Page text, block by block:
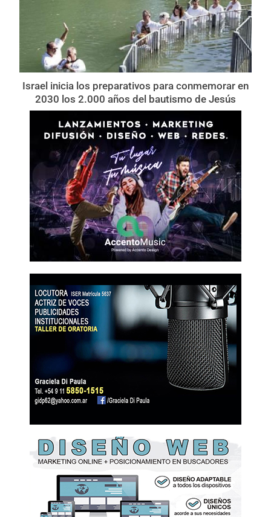
Israel inicia los preparativos para conmemorar en
2030 los 2.000 años del bautismo de Jesús